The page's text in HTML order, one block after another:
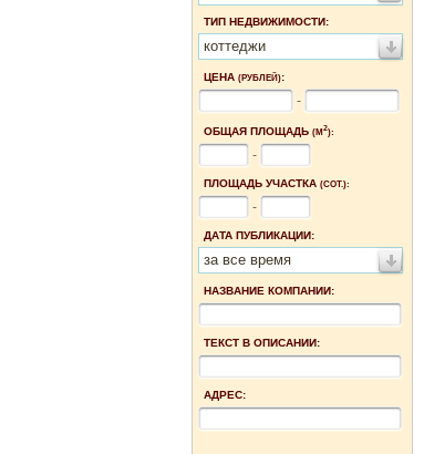
ТИП НЕДВИЖИМОСТИ:
коттеджи
ЦЕНА (РУБЛЕЙ):
-
ОБЩАЯ ПЛОЩАДЬ (М2):
-
ПЛОЩАДЬ УЧАСТКА (СОТ.):
-
ДАТА ПУБЛИКАЦИИ:
за все время
НАЗВАНИЕ КОМПАНИИ:
ТЕКСТ В ОПИСАНИИ:
АДРЕС: